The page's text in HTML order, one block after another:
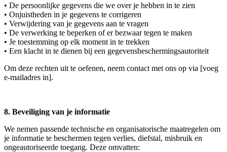
• De persoonlijke gegevens die we over je hebben in te zien
• Onjuistheden in je gegevens te corrigeren
• Verwijdering van je gegevens aan te vragen
• De verwerking te beperken of er bezwaar tegen te maken
• Je toestemming op elk moment in te trekken
• Een klacht in te dienen bij een gegevensbeschermingsautoriteit
Om deze rechten uit te oefenen, neem contact met ons op via [voeg
e-mailadres in].
8. Beveiliging van je informatie
We nemen passende technische en organisatorische maatregelen om
je informatie te beschermen tegen verlies, diefstal, misbruik en
ongeautoriseerde toegang. Deze omvatten: